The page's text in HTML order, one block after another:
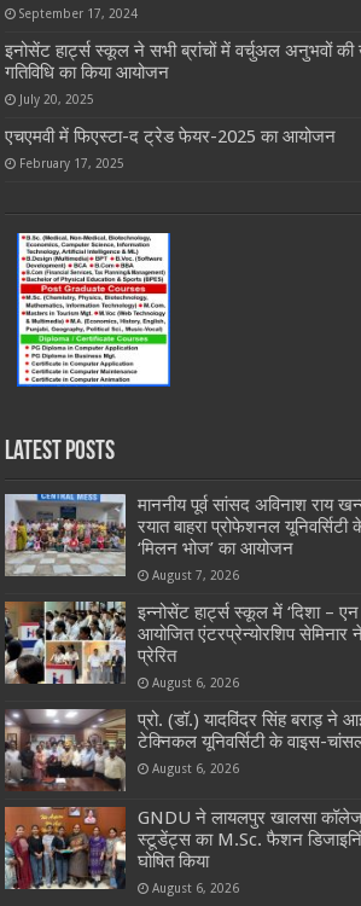
September 17, 2024
इनोसेंट हार्ट्स स्कूल ने सभी ब्रांचों में वर्चुअल अनुभवों की
गतिविधि का किया आयोजन
July 20, 2025
एचएमवी में फिएस्टा-द ट्रेड फेयर-2025 का आयोजन
February 17, 2025
Latest Posts
माननीय पूर्व सांसद अविनाश राय
रयात बाहरा प्रोफेशनल यूनिवर्सिटी
‘मिलन भोज’ का आयोजन
August 7, 2026
इन्नोसेंट हार्ट्स स्कूल में ‘दिशा –
आयोजित एंटरप्रेन्योरशिप सेमिनार
प्रेरित
August 6, 2026
प्रो. (डॉ.) यादविंदर सिंह बराड़ ने
टेक्निकल यूनिवर्सिटी के वाइस-
August 6, 2026
GNDU ने लायलपुर खालसा
स्टूडेंट्स का M.Sc. फैशन
घोषित किया
August 6, 2026